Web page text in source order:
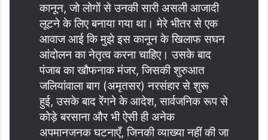
कानून, जो लोगों से उनकी सारी असली आजादी
लूटने के लिए बनाया गया था। मेरे भीतर से एक
आवाज आई कि मुझे इस कानून के खिलाफ सघन
आंदोलन का नेतृत्व करना चाहिए। उसके बाद
पंजाब का खौफनाक मंजर, जिसकी शुरुआत
जलियांवाला बाग (अमृतसर) नरसंहार से शुरू
हुई, उसके बाद रेंगने के आदेश, सार्वजनिक रूप से
कोड़े बरसाना और भी ऐसी ही अनेक
अपमानजनक घटनाएँ, जिनकी व्याख्या नहीं की जा